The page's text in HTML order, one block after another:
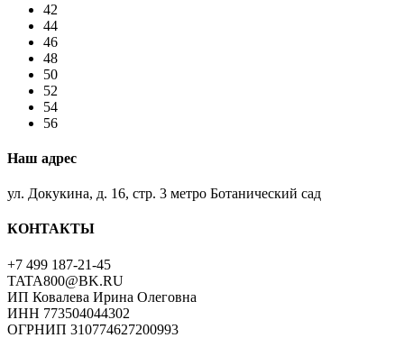
42
44
46
48
50
52
54
56
Наш адрес
ул. Докукина, д. 16, стр. 3 метро Ботанический сад
КОНТАКТЫ
+7 499 187-21-45
TATA800@BK.RU
ИП Ковалева Ирина Олеговна
ИНН 773504044302
ОГРНИП 310774627200993